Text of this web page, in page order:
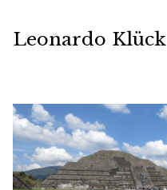
Content
Leonardo Klück